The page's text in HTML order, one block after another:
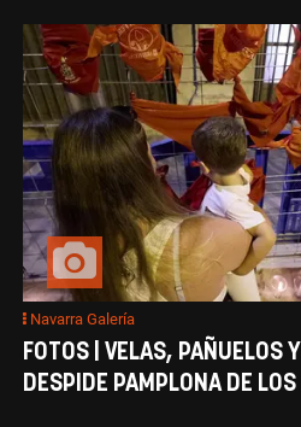
Navarra Galería
FOTOS | VELAS, PAÑUELOS
DESPIDE PAMPLONA DE